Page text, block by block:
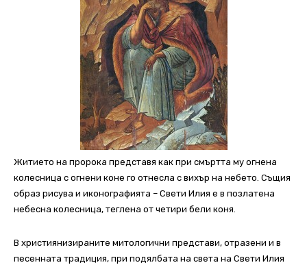
Житието на пророка представя как при смъртта му огнена
колесница с огнени коне го отнесла с вихър на небето. Същия
образ рисува и иконографията – Свети Илия е в позлатена
небесна колесница, теглена от четири бели коня.
В християнизираните митологични представи, отразени и в
песенната традиция, при подялбата на света на Свети Илия